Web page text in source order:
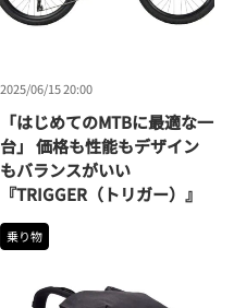
2025/06/15 20:00
「はじめてのMTBに最適な一
台」 価格も性能もデザイン
もバランスがいい
『TRIGGER（トリガー）』
乗り物